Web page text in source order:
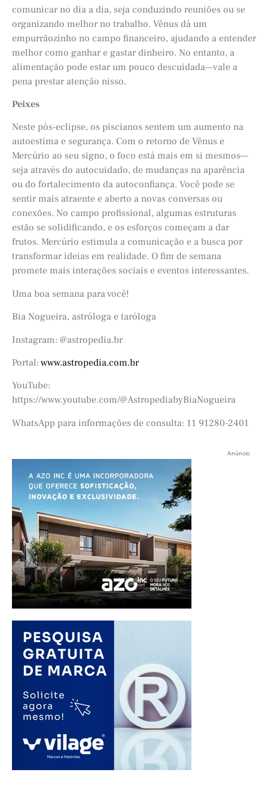
comunicar no dia a dia, seja conduzindo reuniões ou se
organizando melhor no trabalho. Vênus dá um
empurrãozinho no campo financeiro, ajudando a entender
melhor como ganhar e gastar dinheiro. No entanto, a
alimentação pode estar um pouco descuidada—vale a
pena prestar atenção nisso.
Peixes
Neste pós-eclipse, os piscianos sentem um aumento na
autoestima e segurança. Com o retorno de Vênus e
Mercúrio ao seu signo, o foco está mais em si mesmos—
seja através do autocuidado, de mudanças na aparência
ou do fortalecimento da autoconfiança. Você pode se
sentir mais atraente e aberto a novas conversas ou
conexões. No campo profissional, algumas estruturas
estão se solidificando, e os esforços começam a dar
frutos. Mercúrio estimula a comunicação e a busca por
transformar ideias em realidade. O fim de semana
promete mais interações sociais e eventos interessantes.
Uma boa semana para você!
Bia Nogueira, astróloga e taróloga
Instagram: @astropedia.br
Portal: www.astropedia.com.br
YouTube:
https://www.youtube.com/@AstropediabyBiaNogueira
WhatsApp para informações de consulta: 11 91280-2401
Anúncio